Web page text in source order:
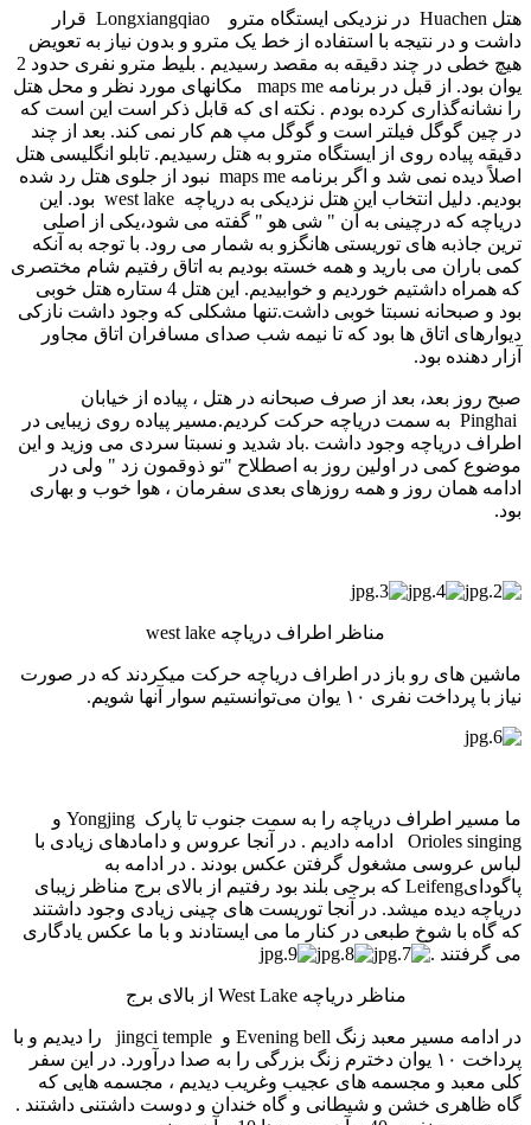
هتل Huachen در نزدیکی ایستگاه مترو Longxiangqiao قرار
داشت و در نتیجه با استفاده از خط یک مترو و بدون نیاز به تعویض
هیچ خطی در چند دقیقه به مقصد رسیدیم . بلیط مترو نفری حدود 2
یوان بود. از قبل در برنامه maps me مکانهای مورد نظر و محل هتل
را نشانه‌گذاری کرده بودم . نکته ای که قابل ذکر است این است که
در چین گوگل فیلتر است و گوگل مپ هم کار نمی­ کند. بعد از چند
دقیقه پیاده روی از ایستگاه مترو به هتل رسیدیم. تابلو انگلیسی هتل
اصلاً دیده نمی شد و اگر برنامه maps me نبود از جلوی هتل رد شده
بودیم. دلیل انتخاب این هتل نزدیکی به دریاچه west lake بود. این
دریاچه که درچینی به آن " شی هو " گفته می شود،یکی از اصلی
ترین جاذبه های توریستی هانگزو به شمار می رود. با توجه به آنکه
کمی باران می بارید و همه خسته بودیم به اتاق رفتیم شام مختصری
که همراه داشتیم خوردیم و خوابیدیم. این هتل 4 ستاره هتل خوبی
بود و صبحانه نسبتا خوبی داشت.تنها مشکلی که وجود داشت نازکی
دیوارهای اتاق ها بود که تا نیمه شب صدای مسافران اتاق مجاور
آزار دهنده بود.
صبح روز بعد، بعد از صرف صبحانه در هتل ، پیاده از خیابان
Pinghai به سمت دریاچه حرکت کردیم.مسیر پیاده روی زیبایی در
اطراف دریاچه وجود داشت .باد شدید و نسبتا سردی می وزید و این
موضوع کمی در اولین روز به اصطلاح "تو ذوقمون زد " ولی در
ادامه همان روز و همه روزهای بعدی سفرمان ، هوا خوب و بهاری
بود.
مناظر اطراف دریاچه west lake
ماشین های رو باز در اطراف دریاچه حرکت می­کردند که در صورت
نیاز با پرداخت نفری ۱۰ یوان می‌توانستیم سوار آنها شویم.
ما مسیر اطراف دریاچه را به سمت جنوب تا پارک Yongjing و
Orioles singing ادامه دادیم . در آنجا عروس و دامادهای زیادی با
لباس عروسی مشغول گرفتن عکس بودند . در ادامه به
پاگودایLeifeng که برجی بلند بود رفتیم از بالای برج مناظر زیبای
دریاچه دیده می­شد. در آنجا توریست های چینی زیادی وجود داشتند
که گاه با شوخ طبعی در کنار ما می ایستادند و با ما عکس یادگاری
می­ گرفتند .
مناظر دریاچه West Lake از بالای برج
در ادامه مسیر معبد زنگ Evening bell و jingci temple را دیدیم و با
پرداخت ۱۰ یوان دخترم زنگ بزرگی را به صدا درآورد. در این سفر
کلی معبد و مجسمه های عجیب وغریب دیدیم ، مجسمه هایی که
گاه ظاهری خشن و شیطانی و گاه خندان و دوست داشتنی داشتند .